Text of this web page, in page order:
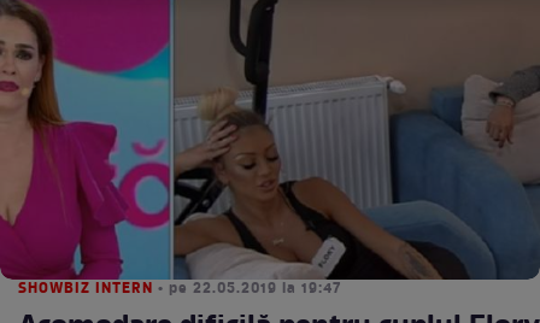
SHOWBIZ INTERN • pe 22.05.2019 la 19:47